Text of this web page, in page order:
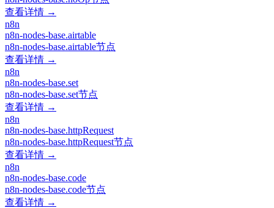
查看详情 →
n8n
n8n-nodes-base.airtable
n8n-nodes-base.airtable节点
查看详情 →
n8n
n8n-nodes-base.set
n8n-nodes-base.set节点
查看详情 →
n8n
n8n-nodes-base.httpRequest
n8n-nodes-base.httpRequest节点
查看详情 →
n8n
n8n-nodes-base.code
n8n-nodes-base.code节点
查看详情 →